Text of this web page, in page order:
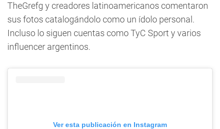
TheGrefg y creadores latinoamericanos comentaron
sus fotos catalogándolo como un ídolo personal.
Incluso lo siguen cuentas como TyC Sport y varios
influencer argentinos.
Ver esta publicación en Instagram